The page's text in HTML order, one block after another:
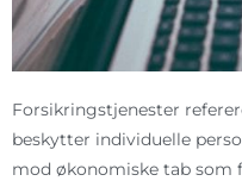
Forsikringstjenester
beskytter individuelle
mod økonomiske tab som